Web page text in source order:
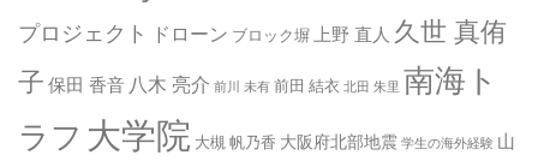
プロジェクト ドローン ブロック塀上野 直人 久世 真侑
子 保田 香音 八木 亮介 前川 未有 前田 結衣 北田 朱里 南海ト
ラフ 大学院 大槻 帆乃香 大阪府北部地震 学生の海外経験 山